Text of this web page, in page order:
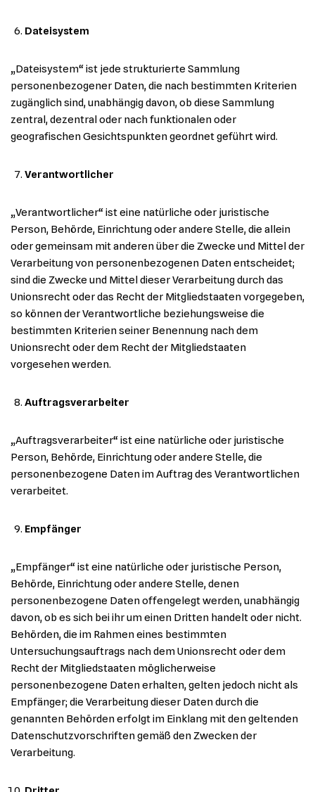
Dateisystem
„Dateisystem“ ist jede strukturierte Sammlung
personenbezogener Daten, die nach bestimmten Kriterien
zugänglich sind, unabhängig davon, ob diese Sammlung
zentral, dezentral oder nach funktionalen oder
geografischen Gesichtspunkten geordnet geführt wird.
Verantwortlicher
„Verantwortlicher“ ist eine natürliche oder juristische
Person, Behörde, Einrichtung oder andere Stelle, die allein
oder gemeinsam mit anderen über die Zwecke und Mittel der
Verarbeitung von personenbezogenen Daten entscheidet;
sind die Zwecke und Mittel dieser Verarbeitung durch das
Unionsrecht oder das Recht der Mitgliedstaaten vorgegeben,
so können der Verantwortliche beziehungsweise die
bestimmten Kriterien seiner Benennung nach dem
Unionsrecht oder dem Recht der Mitgliedstaaten
vorgesehen werden.
Auftragsverarbeiter
„Auftragsverarbeiter“ ist eine natürliche oder juristische
Person, Behörde, Einrichtung oder andere Stelle, die
personenbezogene Daten im Auftrag des Verantwortlichen
verarbeitet.
Empfänger
„Empfänger“ ist eine natürliche oder juristische Person,
Behörde, Einrichtung oder andere Stelle, denen
personenbezogene Daten offengelegt werden, unabhängig
davon, ob es sich bei ihr um einen Dritten handelt oder nicht.
Behörden, die im Rahmen eines bestimmten
Untersuchungsauftrags nach dem Unionsrecht oder dem
Recht der Mitgliedstaaten möglicherweise
personenbezogene Daten erhalten, gelten jedoch nicht als
Empfänger; die Verarbeitung dieser Daten durch die
genannten Behörden erfolgt im Einklang mit den geltenden
Datenschutzvorschriften gemäß den Zwecken der
Verarbeitung.